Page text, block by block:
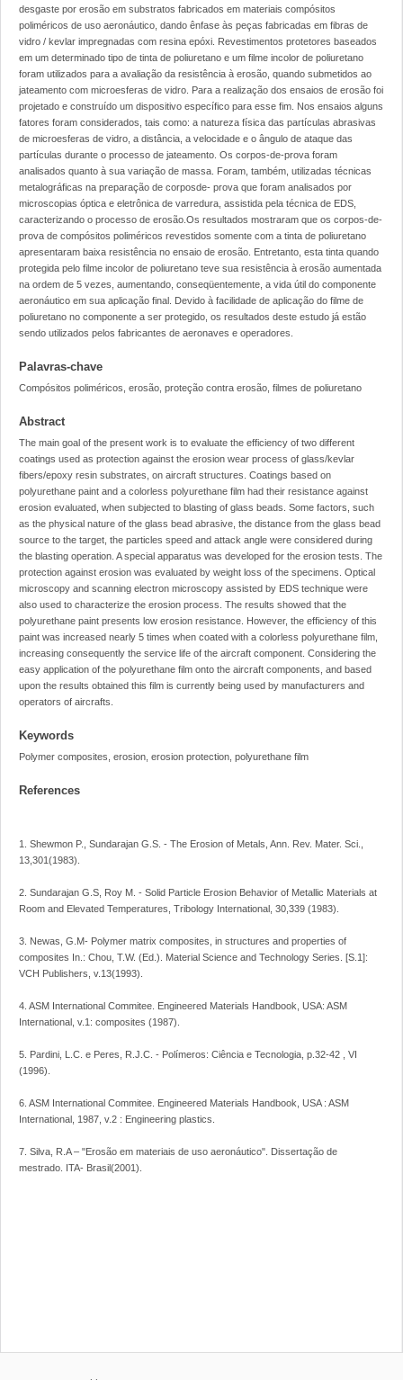
desgaste por erosão em substratos fabricados em materiais compósitos
poliméricos de uso aeronáutico, dando ênfase às peças fabricadas em fibras de
vidro / kevlar impregnadas com resina epóxi. Revestimentos protetores baseados
em um determinado tipo de tinta de poliuretano e um filme incolor de poliuretano
foram utilizados para a avaliação da resistência à erosão, quando submetidos ao
jateamento com microesferas de vidro. Para a realização dos ensaios de erosão foi
projetado e construído um dispositivo específico para esse fim. Nos ensaios alguns
fatores foram considerados, tais como: a natureza física das partículas abrasivas
de microesferas de vidro, a distância, a velocidade e o ângulo de ataque das
partículas durante o processo de jateamento. Os corpos-de-prova foram
analisados quanto à sua variação de massa. Foram, também, utilizadas técnicas
metalográficas na preparação de corposde- prova que foram analisados por
microscopias óptica e eletrônica de varredura, assistida pela técnica de EDS,
caracterizando o processo de erosão.Os resultados mostraram que os corpos-de-
prova de compósitos poliméricos revestidos somente com a tinta de poliuretano
apresentaram baixa resistência no ensaio de erosão. Entretanto, esta tinta quando
protegida pelo filme incolor de poliuretano teve sua resistência à erosão aumentada
na ordem de 5 vezes, aumentando, conseqüentemente, a vida útil do componente
aeronáutico em sua aplicação final. Devido à facilidade de aplicação do filme de
poliuretano no componente a ser protegido, os resultados deste estudo já estão
sendo utilizados pelos fabricantes de aeronaves e operadores.
Palavras-chave
Compósitos poliméricos, erosão, proteção contra erosão, filmes de poliuretano
Abstract
The main goal of the present work is to evaluate the efficiency of two different
coatings used as protection against the erosion wear process of glass/kevlar
fibers/epoxy resin substrates, on aircraft structures. Coatings based on
polyurethane paint and a colorless polyurethane film had their resistance against
erosion evaluated, when subjected to blasting of glass beads. Some factors, such
as the physical nature of the glass bead abrasive, the distance from the glass bead
source to the target, the particles speed and attack angle were considered during
the blasting operation. A special apparatus was developed for the erosion tests. The
protection against erosion was evaluated by weight loss of the specimens. Optical
microscopy and scanning electron microscopy assisted by EDS technique were
also used to characterize the erosion process. The results showed that the
polyurethane paint presents low erosion resistance. However, the efficiency of this
paint was increased nearly 5 times when coated with a colorless polyurethane film,
increasing consequently the service life of the aircraft component. Considering the
easy application of the polyurethane film onto the aircraft components, and based
upon the results obtained this film is currently being used by manufacturers and
operators of aircrafts.
Keywords
Polymer composites, erosion, erosion protection, polyurethane film
References
1. Shewmon P., Sundarajan G.S. - The Erosion of Metals, Ann. Rev. Mater. Sci.,
13,301(1983).
2. Sundarajan G.S, Roy M. - Solid Particle Erosion Behavior of Metallic Materials at
Room and Elevated Temperatures, Tribology International, 30,339 (1983).
3. Newas, G.M- Polymer matrix composites, in structures and properties of
composites In.: Chou, T.W. (Ed.). Material Science and Technology Series. [S.1]:
VCH Publishers, v.13(1993).
4. ASM International Commitee. Engineered Materials Handbook, USA: ASM
International, v.1: composites (1987).
5. Pardini, L.C. e Peres, R.J.C. - Polímeros: Ciência e Tecnologia, p.32-42 , VI
(1996).
6. ASM International Commitee. Engineered Materials Handbook, USA : ASM
International, 1987, v.2 : Engineering plastics.
7. Silva, R.A – "Erosão em materiais de uso aeronáutico". Dissertação de
mestrado. ITA- Brasil(2001).